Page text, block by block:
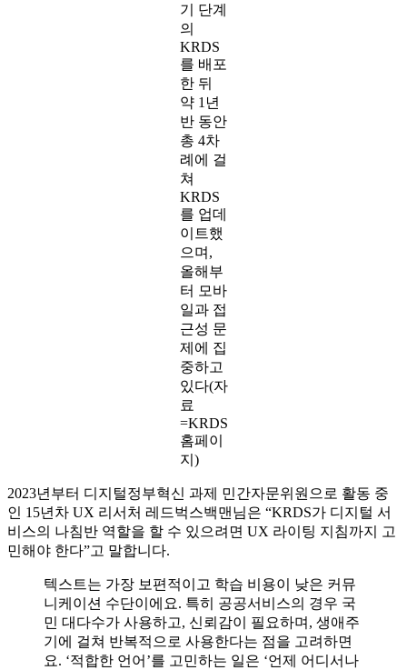
기 단계
의
KRDS
를 배포
한 뒤
약 1년
반 동안
총 4차
례에 걸
쳐
KRDS
를 업데
이트했
으며,
올해부
터 모바
일과 접
근성 문
제에 집
중하고
있다(자
료
=KRDS
홈페이
지)
2023년부터 디지털정부혁신 과제 민간자문위원으로 활동 중
인 15년차 UX 리서처 레드벅스백맨님은 “KRDS가 디지털 서
비스의 나침반 역할을 할 수 있으려면 UX 라이팅 지침까지 고
민해야 한다”고 말합니다.
텍스트는 가장 보편적이고 학습 비용이 낮은 커뮤
니케이션 수단이에요. 특히 공공서비스의 경우 국
민 대다수가 사용하고, 신뢰감이 필요하며, 생애주
기에 걸쳐 반복적으로 사용한다는 점을 고려하면
요. ‘적합한 언어’를 고민하는 일은 ‘언제 어디서나